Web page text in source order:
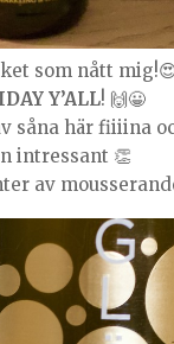
som nått
Y’ALL! 🙌😀
såna här fiiiina
intressant 👏
av